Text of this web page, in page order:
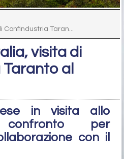
Confindustria Taran...
visita di
al
in visita allo
confronto per
con il